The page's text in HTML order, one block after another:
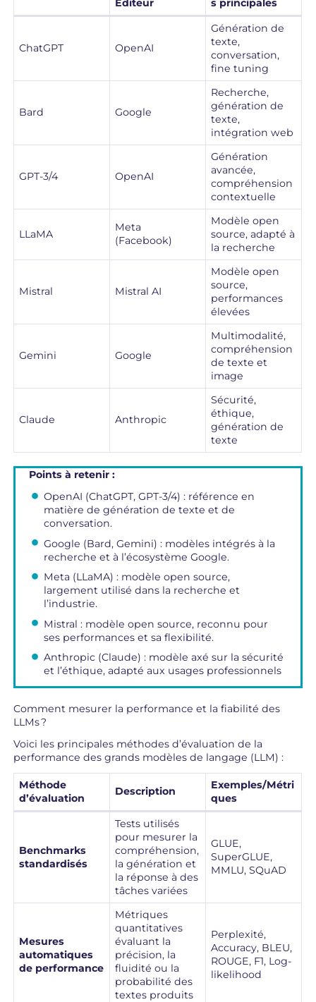
Éditeur s principales
ChatGPT OpenAI
Génération de
texte,
conversation,
fine tuning
Bard Google
Recherche,
génération de
texte,
intégration web
GPT-3/4 OpenAI
Génération
avancée,
compréhension
contextuelle
LLaMA
Meta
(Facebook)
Modèle open
source, adapté à
la recherche
Mistral Mistral AI
Modèle open
source,
performances
élevées
Gemini Google
Multimodalité,
compréhension
de texte et
image
Claude Anthropic
Sécurité,
éthique,
génération de
texte
Points à retenir :
OpenAI (ChatGPT, GPT-3/4) : référence en
matière de génération de texte et de
conversation.
Google (Bard, Gemini) : modèles intégrés à la
recherche et à l’écosystème Google.
Meta (LLaMA) : modèle open source,
largement utilisé dans la recherche et
l’industrie.
Mistral : modèle open source, reconnu pour
ses performances et sa flexibilité.
Anthropic (Claude) : modèle axé sur la sécurité
et l’éthique, adapté aux usages professionnels
Comment mesurer la performance et la fiabilité des
LLMs ?
Voici les principales méthodes d’évaluation de la
performance des grands modèles de langage (LLM) :
Méthode
d’évaluation
Description
Exemples/Métri
ques
Benchmarks
standardisés
Tests utilisés
pour mesurer la
compréhension,
la génération et
la réponse à des
tâches variées
GLUE,
SuperGLUE,
MMLU, SQuAD
Mesures
automatiques
de performance
Métriques
quantitatives
évaluant la
précision, la
fluidité ou la
probabilité des
textes produits
Perplexité,
Accuracy, BLEU,
ROUGE, F1, Log-
likelihood